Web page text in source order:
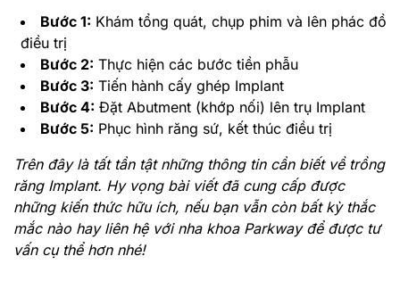
Bước 1: Khám tổng quát, chụp phim và lên phác đồ
điều trị
Bước 2: Thực hiện các bước tiền phẫu
Bước 3: Tiến hành cấy ghép Implant
Bước 4: Đặt Abutment (khớp nối) lên trụ Implant
Bước 5: Phục hình răng sứ, kết thúc điều trị
Trên đây là tất tần tật những thông tin cần biết về trồng
răng Implant. Hy vọng bài viết đã cung cấp được
những kiến thức hữu ích, nếu bạn vẫn còn bất kỳ thắc
mắc nào hay liên hệ với nha khoa Parkway để được tư
vấn cụ thể hơn nhé!